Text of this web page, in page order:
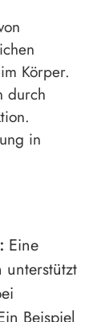
Körper.
durch
in
Eine